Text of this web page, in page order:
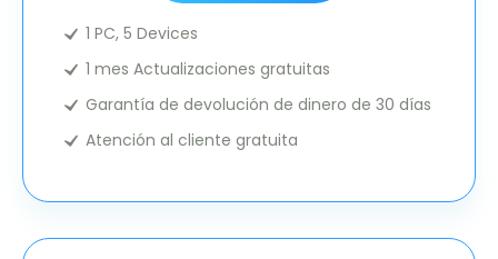
1 PC, 5 Devices
1 mes Actualizaciones gratuitas
Garantía de devolución de dinero de 30 días
Atención al cliente gratuita